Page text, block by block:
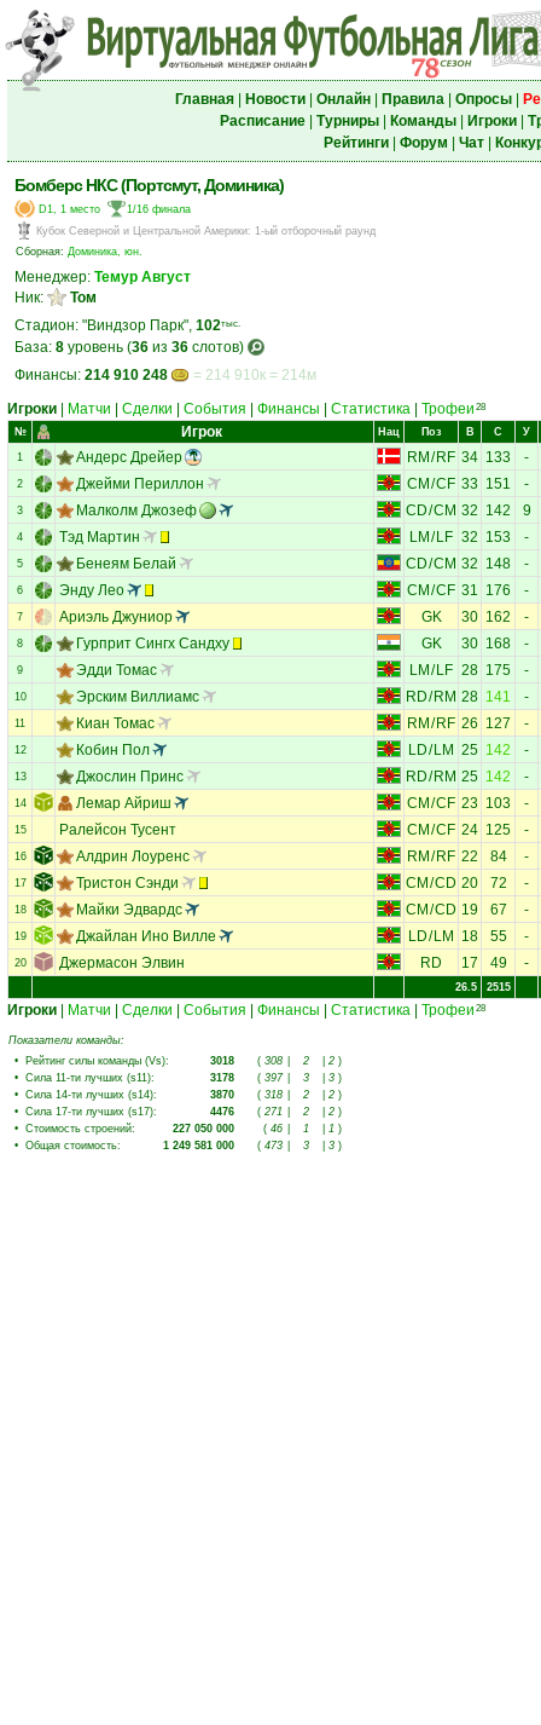
Главная| Новости| Онлайн| Правила| Опросы|
Расписание| Турниры| Команды| Игроки|
Рейтинги| Форум Чат|
Бомберс НКС (Портсмут, Доминика)
D1, 1 место
1/16 финала
Кубок Северной и Центральной Америки: 1-ый отборочный раунд
Сборная: Доминика, юн.
Менеджер: Темур Август
Ник:
Том
Стадион: "Виндзор Парк", 102тыс.
База: 8 уровень (36 из 36 слотов)
Финансы: 214 910 248
= 214 910к = 214м
Игроки
Матчи Сделки События Финансы Статистика Трофеи 28
№ Игрок Нац Поз В С У
1 Андерс Дрейер RM / RF 34 133 -
2 Джейми Периллон CM /CF 33 151 -
3 Малколм Джозеф CD/CM 32 142 9
4 Тэд Мартин LM / LF 32 153 -
5 Бенеям Белай CD/CM 32 148 -
6 Энду Лео CM /CF 31 176 -
7 Ариэль Джуниор GK 30 162 -
8 Гурприт Сингх Сандху GK 30 168 -
9 Эдди Томас LM / LF 28 175 -
10 Эрским Виллиамс RD/ RM 28 141 -
11 Киан Томас RM / RF 26 127 -
12 Кобин Пол LD/ LM 25 142 -
13 Джослин Принс RD/ RM 25 142 -
14 Лемар Айриш CM /CF 23 103 -
15 Ралейсон Тусент CM /CF 24 125 -
16 Алдрин Лоуренс RM / RF 22 84 -
17 Тристон Сэнди CM /CD 20 72 -
18 Майки Эдвардс CM /CD 19 67 -
19 Джайлан Ино Вилле LD/ LM 18 55 -
20 Джермасон Элвин RD 17 49 -
26.5 2515
Игроки Матчи Сделки События Финансы Статистика Трофеи 28
Показатели команды:
• Рейтинг силы команды (Vs): 3018 ( 308 2 2 )
• Сила 11-ти лучших (s11): 3178 ( 397 3 3 )
• Сила 14-ти лучших (s14): 3870 ( 318 2 2 )
• Сила 17-ти лучших (s17): 4476 ( 271 2 2 )
• Стоимость строений: 227 050 000 ( 46 1 1 )
• Общая стоимость: 1 249 581 000 ( 473 3 3 )